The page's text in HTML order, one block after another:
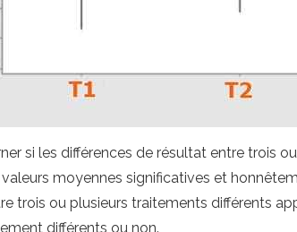
si les différences de résultat entre trois
moyennes significatives et
trois ou plusieurs traitements différents
différents ou non.